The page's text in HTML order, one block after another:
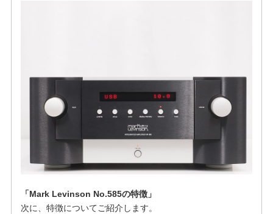
「Mark Levinson No.585の特徴」
次に、特徴についてご紹介します。